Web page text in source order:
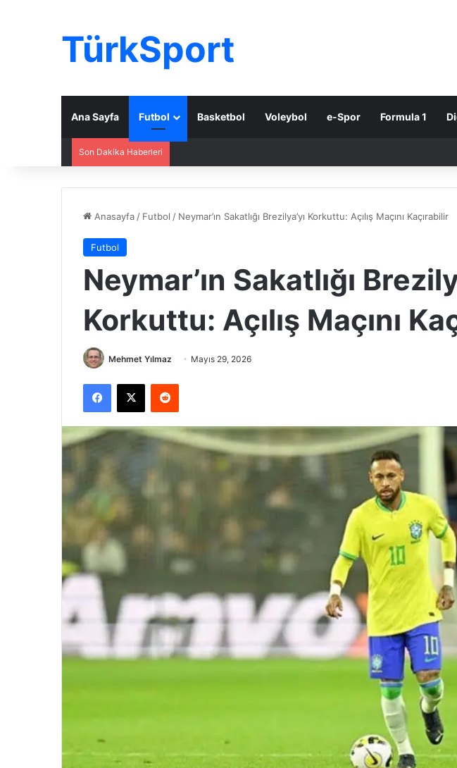
TürkSport
Ana Sayfa Futbol Basketbol Voleybol e-Spor Formula 1
Son Dakika Haberleri
Anasayfa / Futbol / Neymar’ın Sakatlığı Brezilya’yı Korkuttu: Açılış Maçını Kaçırabilir
Futbol
Neymar’ın Sakatlığı
Korkuttu: Açılış Maçını
Mehmet Yılmaz Mayıs 29, 2026
Facebook
X Reddit